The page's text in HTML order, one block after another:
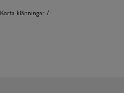
Korta klänningar